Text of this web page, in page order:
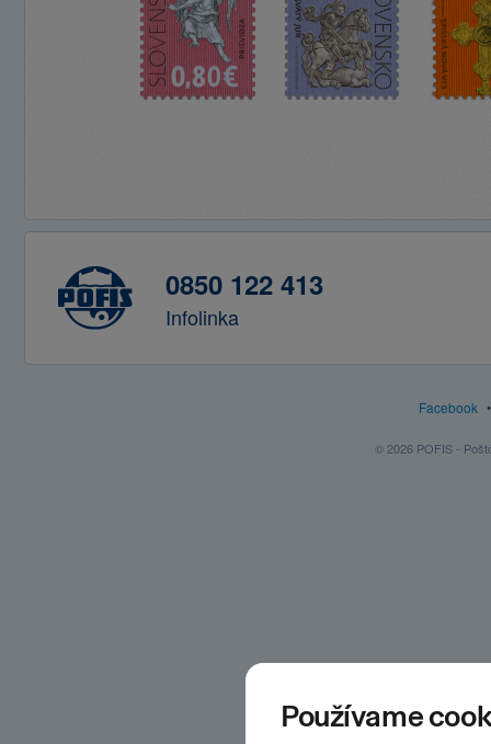
0850 122 413
Infolinka
Facebook
© 2026 POFIS -